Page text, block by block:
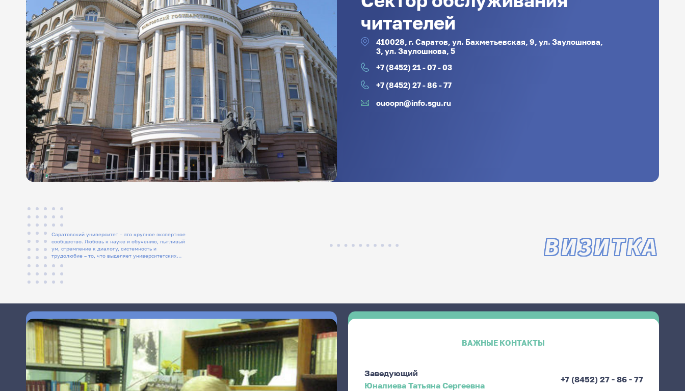
читателей
410028, г. Саратов, ул. Бахметьевская, 9, ул. Заулошнова,
3, ул. Заулошнова, 5
+7 (8452) 21 - 07 - 03
+7 (8452) 27 - 86 - 77
ouoopn@info.sgu.ru
Саратовский университет – это крупное экспертное
сообщество. Любовь к науке и обучению, пытливый
ум, стремление к диалогу, системность и
трудолюбие – то, что выделяет университетских
ВИЗИТКА
ВАЖНЫЕ КОНТАКТЫ
Заведующий
Юналиева Татьяна Сергеевна
+7 (8452) 27 - 86 - 77